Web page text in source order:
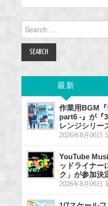
Search
for:
最新
作業用BGM
part6 -』が『
レンジシリー
2026年8月06日
YouTube
ッドライナー
ク」が参加決
2026年8月06日